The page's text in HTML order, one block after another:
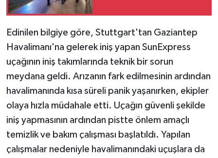
Edinilen bilgiye göre, Stuttgart'tan Gaziantep
Havalimanı'na gelerek iniş yapan SunExpress
uçağının iniş takımlarında teknik bir sorun
meydana geldi. Arızanın fark edilmesinin ardından
havalimanında kısa süreli panik yaşanırken, ekipler
olaya hızla müdahale etti. Uçağın güvenli şekilde
iniş yapmasının ardından pistte önlem amaçlı
temizlik ve bakım çalışması başlatıldı. Yapılan
çalışmalar nedeniyle havalimanındaki uçuşlara da